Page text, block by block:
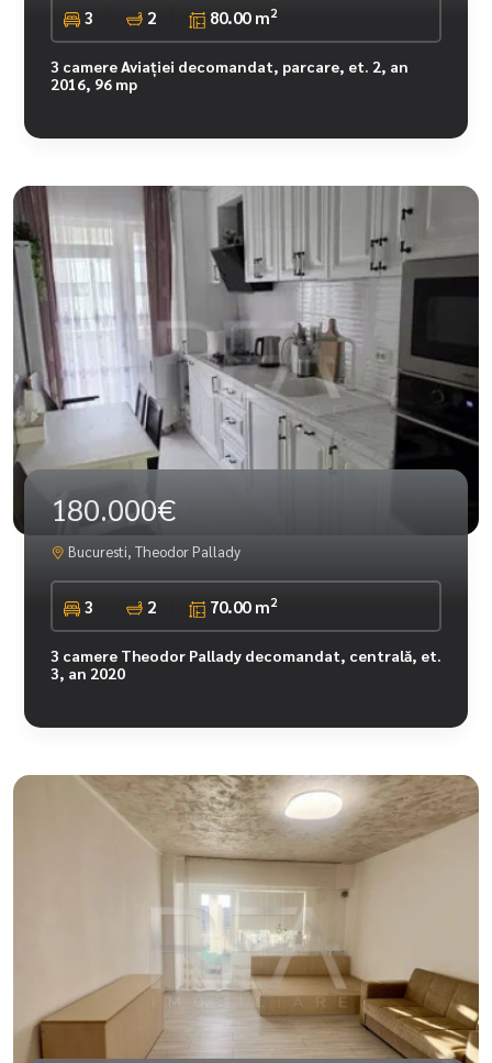
3 2 80.00 m2
3 camere Aviației decomandat, parcare, et. 2, an
2016, 96 mp
180.000€
Bucuresti, Theodor Pallady
3 2 70.00 m2
3 camere Theodor Pallady decomandat, centrală, et.
3, an 2020